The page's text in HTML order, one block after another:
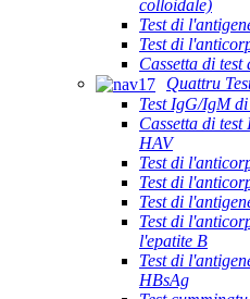
colloidale)
Test di
Test di
Cassetta di
Quattru
Test IgG/IgM
Cassetta di
HAV
Test di
Test di
Test di
Test di
l'epatite B
Test di
HBsAg